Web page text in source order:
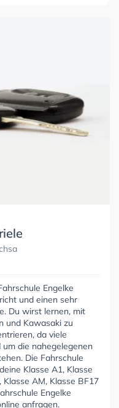
Engelke
und einen sehr
Du wirst lernen, mit
und Kawasaki zu
da viele
die nahegelegenen
Die Fahrschule
Klasse A1, Klasse
Klasse AM, Klasse BF17
Engelke
anfragen.